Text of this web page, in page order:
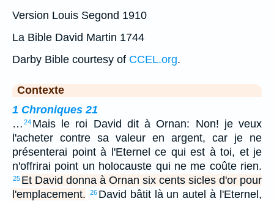
Version Louis Segond 1910
La Bible David Martin 1744
Darby Bible courtesy of CCEL.org.
Contexte
1 Chroniques 21
… 24 Mais le roi David dit à Ornan: Non! je veux
l'acheter contre sa valeur en argent, car je ne
présenterai point à l'Eternel ce qui est à toi, et je
n'offrirai point un holocauste qui ne me coûte rien.
25 Et David donna à Ornan six cents sicles d'or pour
l'emplacement.
26 David bâtit là un autel à l'Eternel,